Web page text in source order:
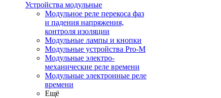
Устройства модульные
Модульное реле перекоса фаз
и падения напряжения,
контроля изоляции
Модульные лампы и кнопки
Модульные устройства Pro-M
Модульные электро-
механические реле времени
Модульные электронные реле
времени
Ещё